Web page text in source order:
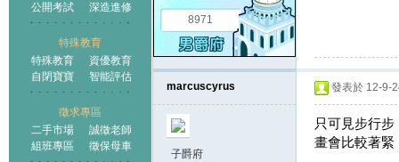
公開考試
深造進修
特殊教育
特殊教育
資優教育
自閉寶寶
智能評估
徵求專區
二手市場
誠徵老師
組班專區
徵保母車
8971
marcuscyrus
子爵府
發表於 12-9-
只可見步行
畫會比較著緊